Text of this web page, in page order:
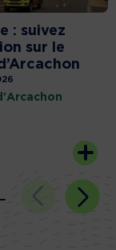
: suivez
sur le